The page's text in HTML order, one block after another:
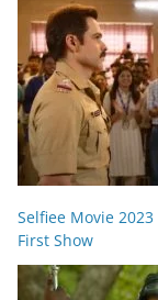
Selfiee Movie
First Show